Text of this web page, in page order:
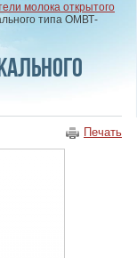
молока открытого
типа ОМВТ-
Печать